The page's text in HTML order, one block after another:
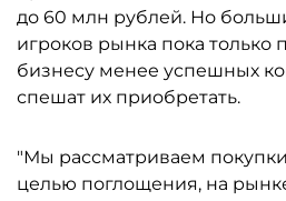
до 60 млн рублей. Но
игроков рынка пока только
бизнесу менее успешных
спешат их приобретать.
"Мы рассматриваем
целью поглощения, на